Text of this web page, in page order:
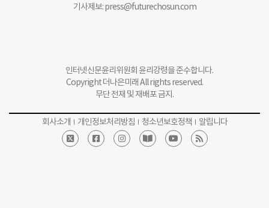
기사제보:press@futurechosun.com
회사소개 개인정보처리방침 청소년보호정책 알립니다